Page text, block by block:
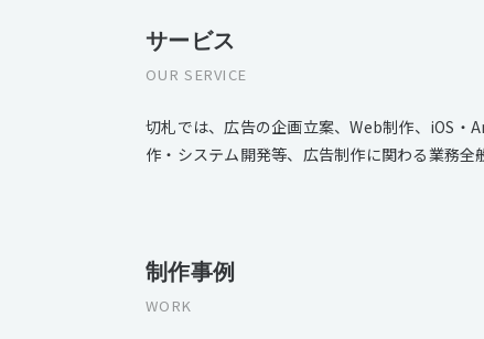
サービス
OUR SERVICE
切札では、広告の企画立案、Web制作、iOS
作・システム開発等、広告制作に関わる業務全
制作事例
WORK